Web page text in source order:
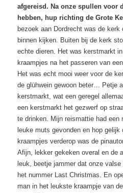
afgereisd. Na onze spullen voor
hebben, hup richting de Grote
bezoek aan Dordrecht was de
binnen kijken. Buiten bij de kerk
echte dieren. Het was kerstmarkt
kraampjes na het passeren van
Het was echt mooi weer voor de
de glühwein gewoon beter… Petje
kerstmarkt, wat een geregel
een kerstmarkt het gezwerf op
te drinken. Mijn reismattie had een
leuke muts gevonden en hop
kraampjes verderop was de
Afijn, lekker gekeken overal en de
leuk, beetje jammer dat onze
het nummer Last Christmas. En
man in het leukste kraampje van